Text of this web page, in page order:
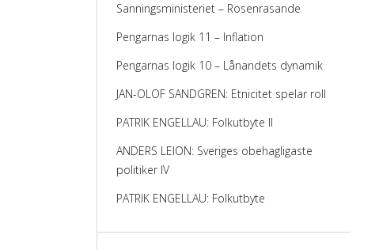
Sanningsministeriet – Rosenrasande
Pengarnas logik 11 – Inflation
Pengarnas logik 10 – Lånandets dynamik
JAN-OLOF SANDGREN: Etnicitet spelar roll
PATRIK ENGELLAU: Folkutbyte II
ANDERS LEION: Sveriges obehagligaste
politiker IV
PATRIK ENGELLAU: Folkutbyte